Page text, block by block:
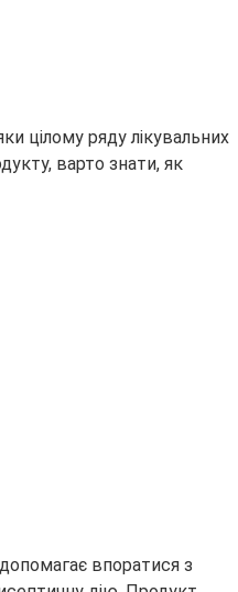
цілому ряду лікувальних
варто знати, як
впоратися з